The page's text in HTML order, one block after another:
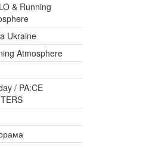
& Running
Ukraine
Atmosphere
/ PA:CE